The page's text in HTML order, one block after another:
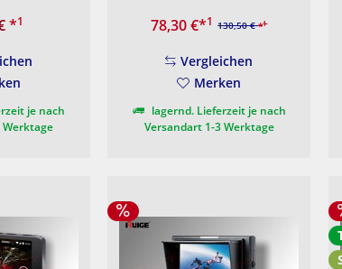
*1
je nach
Werktage
130,50 €*1
78,30 €*1
Vergleichen
Merken
lagernd. Lieferzeit je nach
Versandart 1-3 Werktage